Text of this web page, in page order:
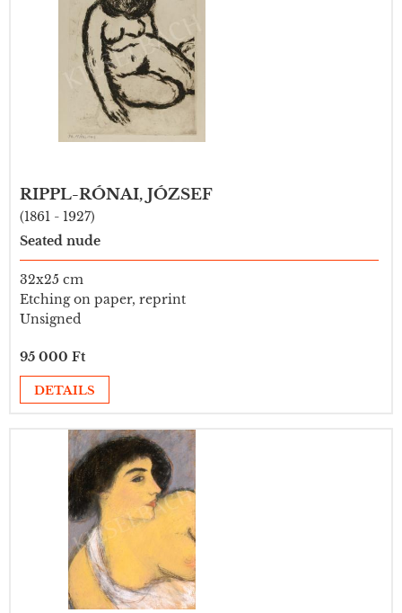
RIPPL-RÓNAI, JÓZSEF
(1861 - 1927)
Seated nude
32x25 cm
Etching on paper, reprint
Unsigned
95 000 Ft
DETAILS